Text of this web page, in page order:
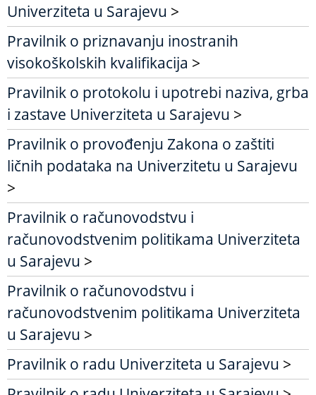
Univerziteta u Sarajevu >
Pravilnik o priznavanju inostranih
visokoškolskih kvalifikacija >
Pravilnik o protokolu i upotrebi naziva, grba
i zastave Univerziteta u Sarajevu >
Pravilnik o provođenju Zakona o zaštiti
ličnih podataka na Univerzitetu u Sarajevu
>
Pravilnik o računovodstvu i
računovodstvenim politikama Univerziteta
u Sarajevu >
Pravilnik o računovodstvu i
računovodstvenim politikama Univerziteta
u Sarajevu >
Pravilnik o radu Univerziteta u Sarajevu >